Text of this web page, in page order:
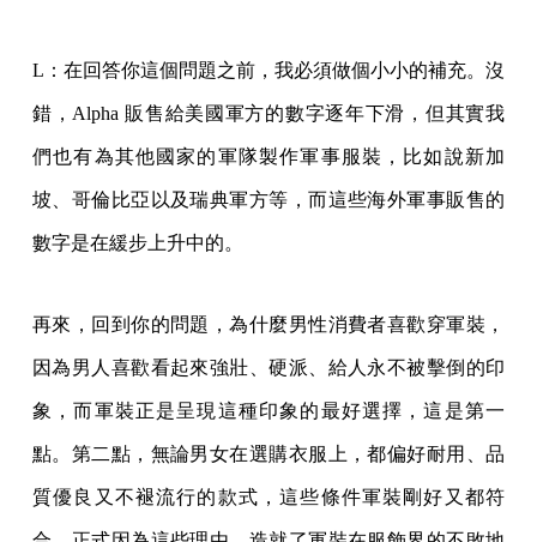
L：在回答你這個問題之前，我必須做個小小的補充。沒
錯，Alpha 販售給美國軍方的數字逐年下滑，但其實我
們也有為其他國家的軍隊製作軍事服裝，比如說新加
坡、哥倫比亞以及瑞典軍方等，而這些海外軍事販售的
數字是在緩步上升中的。
再來，回到你的問題，為什麼男性消費者喜歡穿軍裝，
因為男人喜歡看起來強壯、硬派、給人永不被擊倒的印
象，而軍裝正是呈現這種印象的最好選擇，這是第一
點。第二點，無論男女在選購衣服上，都偏好耐用、品
質優良又不褪流行的款式，這些條件軍裝剛好又都符